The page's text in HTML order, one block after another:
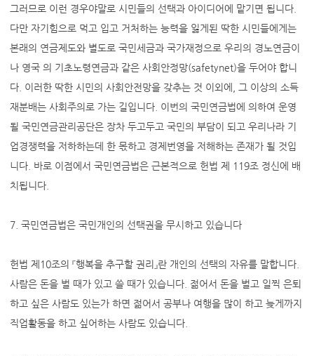
그러므로 이런 경우야말로 시민들의 선택과 아이디어에 맡기면 됩니다.
다만 자기힘으로 먹고 입고 거처하는 능력을 잃게된 딱한 시민들에게는
본래의 연금제도와 별도로 국민세금과 국가재정으로 우리의 경노연금이
나 영국 의 기초노령연금과 같은 사회안정망(safetynet)을 두어야 합니
다. 이러한 딱한 시민의 사회안전망을 갖추는 것 이외에, 그 이상의 소득
재분배는 사회주의로 가는 길입니다. 이번의 국민연금법에 의하여 운영
될 국민연금관리공단은 장차 두고두고 국민의 부담이 되고 우리나라 기
업경쟁력을 저하하는데 한 몫하고 경제번영을 저해하는 존재가 될 것입
니다. 바로 이점에서 국민연금법은 근본적으로 헌법 제 119조 정신에 배
치됩니다.
7. 국민연금법은 국민개인의 선택권을 무시하고 있습니다
헌법 제10조의 『행복을 추구할 권리』란 개인의 선택의 자유를 말합니다.
사람은 돈을 벌 때가 있고 쓸 때가 있습니다. 젊어서 돈을 벌고 일찍 은퇴
하고 싶은 사람도 있는가 하면 젊어서 공부나 여행을 많이 하고 늦게까지
직업활동을 하고 싶어하는 사람도 있습니다.